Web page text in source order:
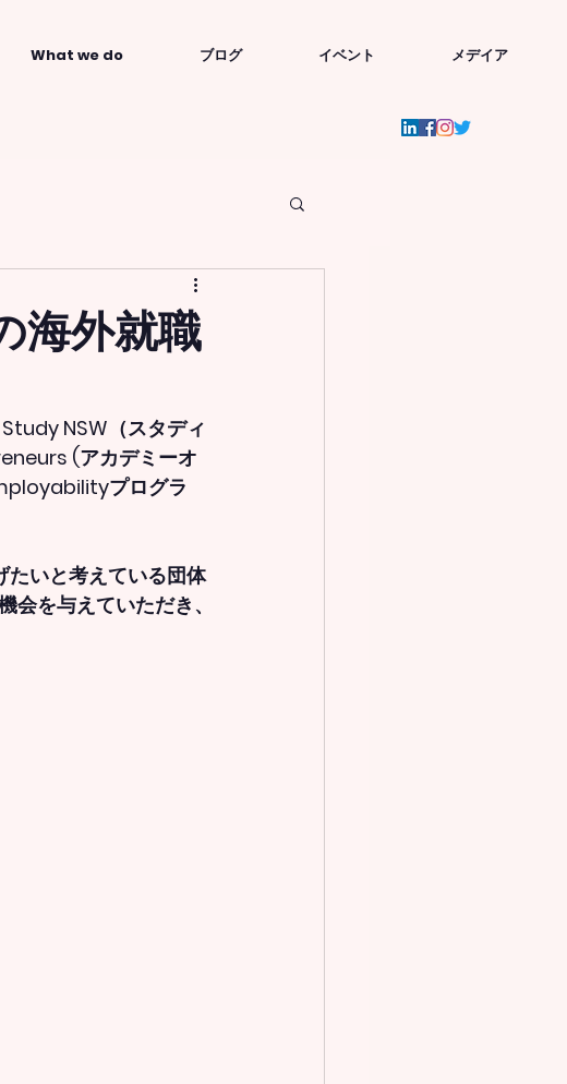
What we do ブログ イベント メデイア
海外就職
NSW（スタディ
(アカデミーオ
プログラ
たいと考えている団体
を与えていただき、